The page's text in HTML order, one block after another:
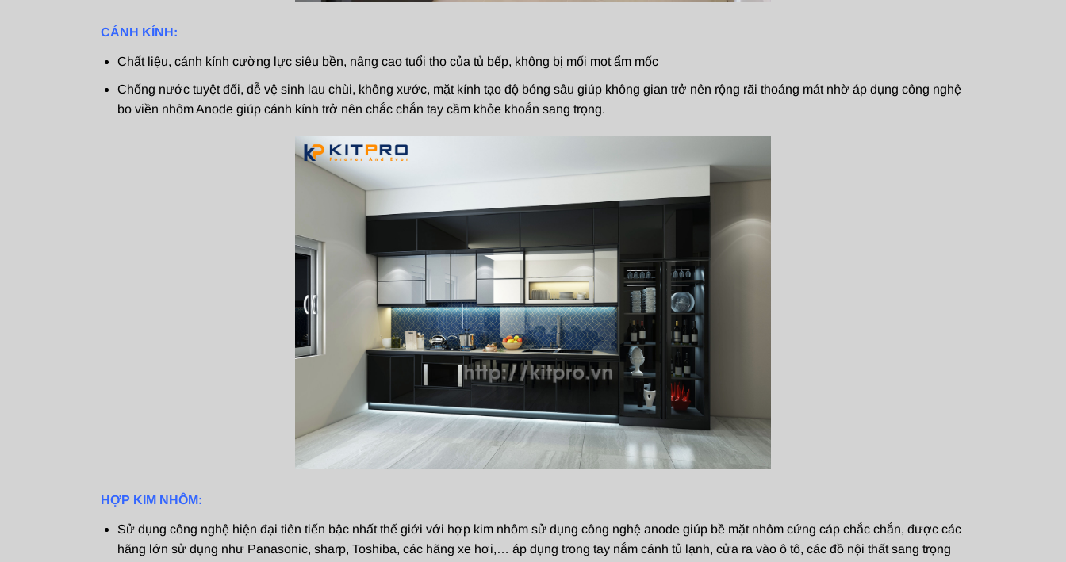
CÁNH KÍNH:
Chất liệu, cánh kính cường lực siêu bền, nâng cao tuổi thọ của tủ bếp, không bị mối mọt ẩm mốc
Chống nước tuyệt đối, dễ vệ sinh lau chùi, không xước, mặt kính tạo độ bóng sâu giúp không gian trở nên rộng rãi thoáng mát nhờ áp dụng công nghệ
bo viền nhôm Anode giúp cánh kính trở nên chắc chắn tay cầm khỏe khoắn sang trọng.
HỢP KIM NHÔM:
Sử dụng công nghệ hiện đại tiên tiến bậc nhất thế giới với hợp kim nhôm sử dụng công nghệ anode giúp bề mặt nhôm cứng cáp chắc chắn, được các
hãng lớn sử dụng như Panasonic, sharp, Toshiba, các hãng xe hơi,… áp dụng trong tay nắm cánh tủ lạnh, cửa ra vào ô tô, các đồ nội thất sang trọng